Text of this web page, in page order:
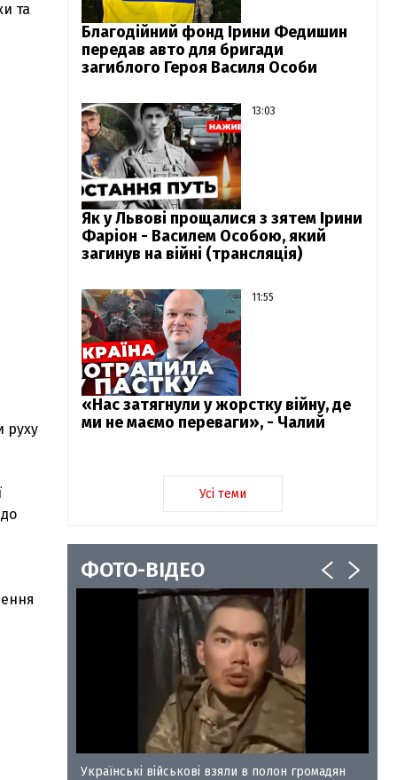
та
руху
Благодійний фонд Ірини Федишин
передав авто для бригади
загиблого Героя Василя Особи
13:03
Як у Львові прощалися з зятем Ірини
Фаріон - Василем Особою, який
загинув на війні (трансляція)
11:55
«Нас затягнули у жорстку війну, де
ми не маємо переваги», - Чалий
Усі теми
ФОТО-ВІДЕО
Українські військові взяли в полон громадян